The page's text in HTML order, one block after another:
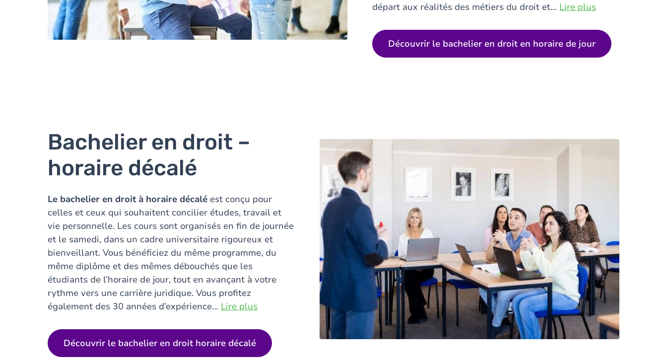
départ aux réalités des métiers du droit et… Lire plus
Découvrir le bachelier en droit en horaire de jour
Bachelier en droit –
horaire décalé
Le bachelier en droit à horaire décalé est conçu pour
celles et ceux qui souhaitent concilier études, travail et
vie personnelle. Les cours sont organisés en fin de journée
et le samedi, dans un cadre universitaire rigoureux et
bienveillant. Vous bénéficiez du même programme, du
même diplôme et des mêmes débouchés que les
étudiants de l’horaire de jour, tout en avançant à votre
rythme vers une carrière juridique. Vous profitez
également des 30 années d’expérience… Lire plus
Découvrir le bachelier en droit horaire décalé